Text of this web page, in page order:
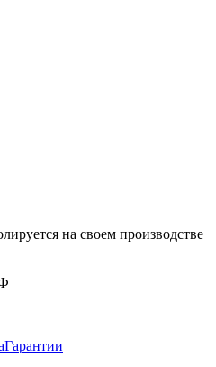
на своем производстве
Гарантии